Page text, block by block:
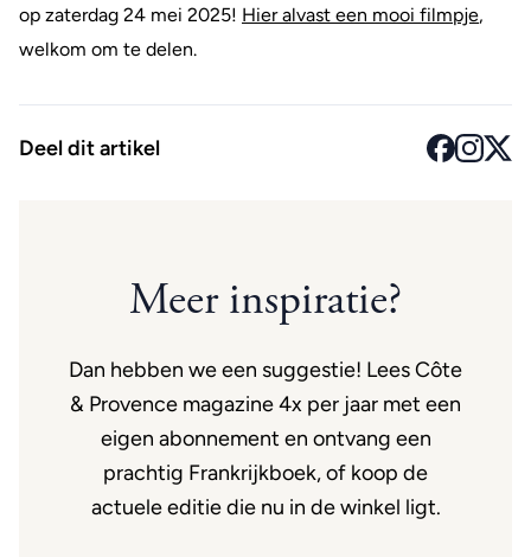
op zaterdag 24 mei 2025! Hier alvast een mooi filmpje,
welkom om te delen.
Deel dit artikel
Meer inspiratie?
Dan hebben we een suggestie! Lees Côte
& Provence magazine 4x per jaar met een
eigen abonnement en ontvang een
prachtig Frankrijkboek, of koop de
actuele editie die nu in de winkel ligt.